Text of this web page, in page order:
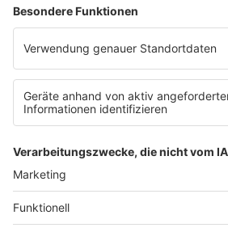
Die Polizei in NRW nutzt moderne
Störsignale
Steuerungsübernahme
Fangnetze